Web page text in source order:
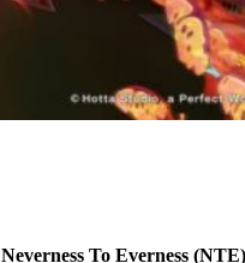
Neverness To Everness (NTE)